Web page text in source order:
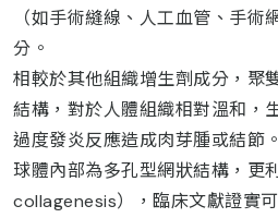
（如手術縫線、人工血管、手術
分。
相較於其他組織增生劑成分，聚
結構，對於人體組織相對溫和，
過度發炎反應造成肉芽腫或結節
球體內部為多孔型網狀結構，更
collagenesis），臨床文獻證實